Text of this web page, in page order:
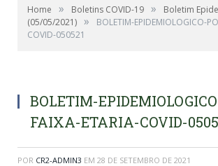
Home » Boletins COVID-19 »
Boletim
(05/05/2021) »
BOLETIM-EPIDEMIOLOGICO-
COVID-050521
BOLETIM-
FAIXA-ETARIA-COVID-
POR CR2-ADMIN3 EM 28 DE SETEMBRO DE 2021